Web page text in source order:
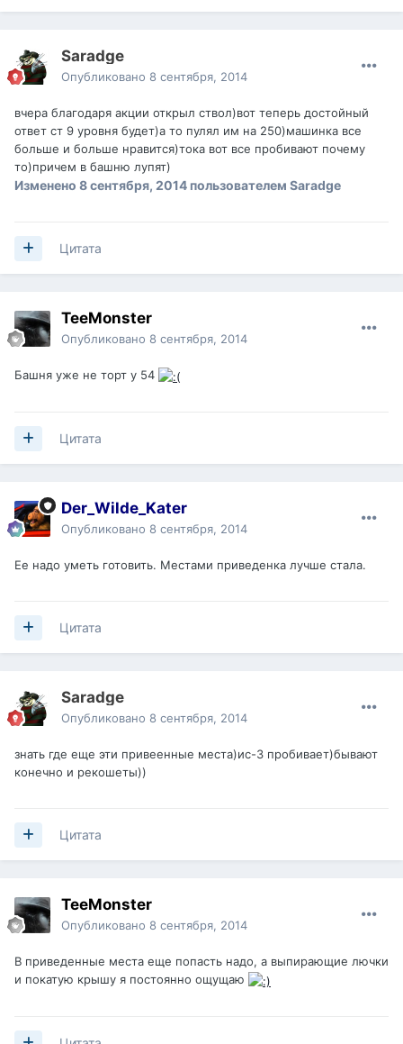
Saradge
Опубликовано 8 сентября, 2014
вчера благодаря акции открыл ствол)вот теперь достойный
ответ ст 9 уровня будет)а то пулял им на 250)машинка все
больше и больше нравится)тока вот все пробивают почему
то)причем в башню лупят)
Изменено 8 сентября, 2014 пользователем Saradge
Цитата
TeeMonster
Опубликовано 8 сентября, 2014
Башня уже не торт у 54
Цитата
Der_Wilde_Kater
Опубликовано 8 сентября, 2014
Ее надо уметь готовить. Местами приведенка лучше стала.
Цитата
Saradge
Опубликовано 8 сентября, 2014
знать где еще эти привеенные места)ис-3 пробивает)бывают
конечно и рекошеты))
Цитата
TeeMonster
Опубликовано 8 сентября, 2014
В приведенные места еще попасть надо, а выпирающие лючки
и покатую крышу я постоянно ощущаю